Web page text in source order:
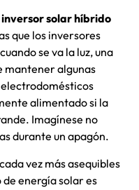
inversor solar híbrido
que los inversores
se va la luz, una
mantener algunas
alimentado si la
Imagínese no
durante un apagón.
vez más asequibles
energía solar es